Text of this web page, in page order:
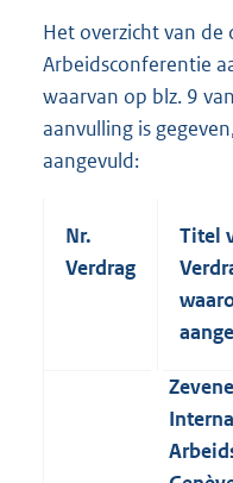
Het overzicht van
Arbeidsconferentie
waarvan op blz. 9
aanvulling is
aangevuld:
Nr.
Verdrag
Titel